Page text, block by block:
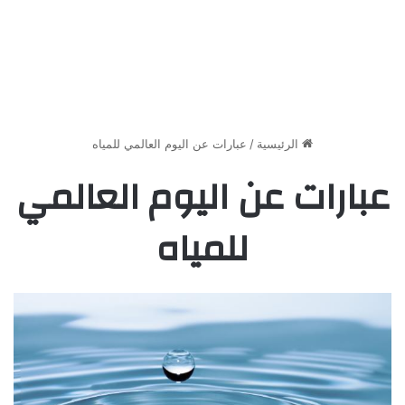
الرئيسية / عبارات عن اليوم العالمي للمياه
عبارات عن اليوم العالمي
للمياه